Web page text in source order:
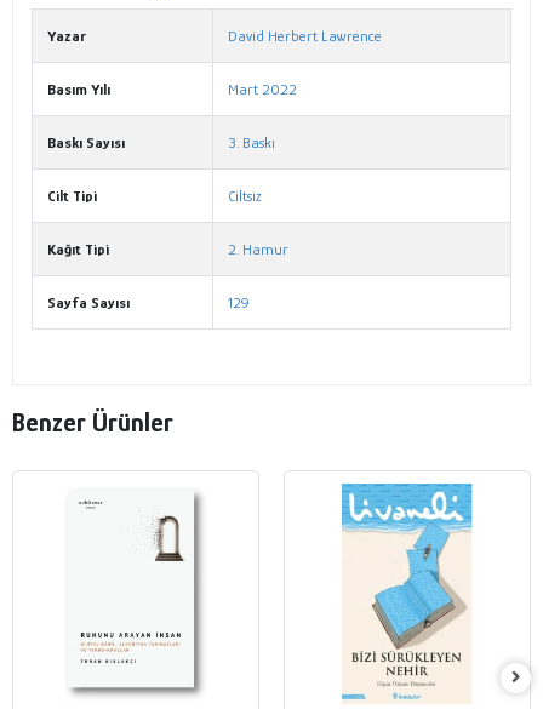
Yazar David Herbert Lawrence
Basım Yılı Mart 2022
Baskı Sayısı 3. Baskı
Cilt Tipi Ciltsiz
Kağıt Tipi 2. Hamur
Sayfa Sayısı 129
Benzer Ürünler